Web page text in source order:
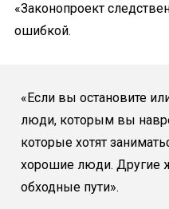
«Законопроект
ошибкой.
«Если вы остановите
люди, которым вы
которые хотят
хорошие люди. Другие
обходные пути».